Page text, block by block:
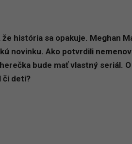
že história sa opakuje. Meghan
novinku. Ako potvrdili
bude mať vlastný seriál.
či deti?